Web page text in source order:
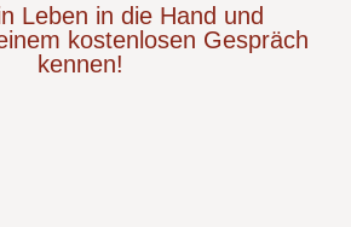
Leben in die Hand und
kostenlosen Gespräch
kennen!